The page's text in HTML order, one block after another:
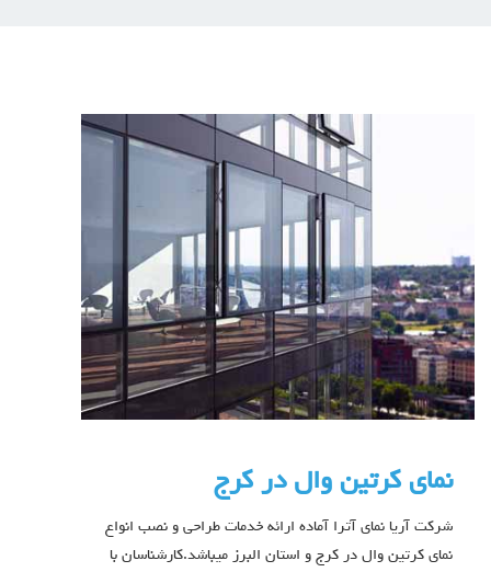
نمای کرتین وال در کرج
شرکت آریا نمای آترا آماده ارائه خدمات طراحی و نصب انواع
نمای کرتین وال در کرج و استان البرز میباشد.کارشناسان با